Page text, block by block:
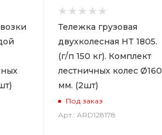
Тележка грузовая
двухколесная НТ 1805.
(г/п 150 кг). Комплект
лестничных колес Ø160
мм. (2шт)
Под заказ
Арт.: ARD128178